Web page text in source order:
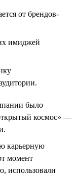
от брендов-
имиджей
было
космос» —
карьерную
момент
использовали